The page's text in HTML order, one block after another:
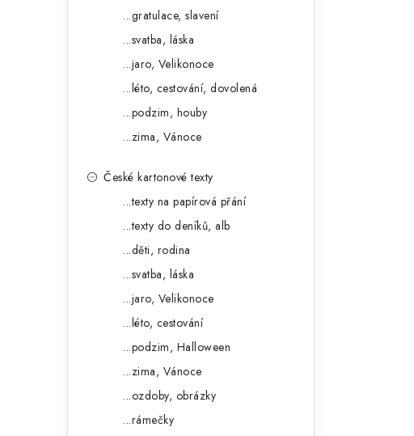
...gratulace, slavení
...svatba, láska
...jaro, Velikonoce
...léto, cestování, dovolená
...podzim, houby
...zima, Vánoce
České kartonové texty
...texty na papírová přání
...texty do deníků, alb
...děti, rodina
...svatba, láska
...jaro, Velikonoce
...léto, cestování
...podzim, Halloween
...zima, Vánoce
...ozdoby, obrázky
...rámečky